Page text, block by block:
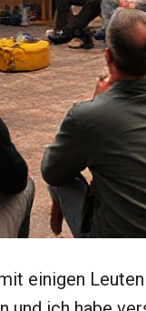
einigen